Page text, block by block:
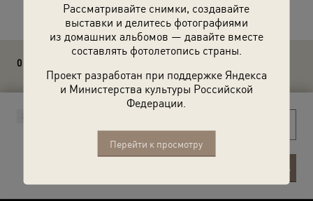
Рассматривайте снимки, создавайте
выставки и делитесь фотографиями
из домашних альбомов — давайте вместе
составлять фотолетопись страны.
Проект разработан при поддержке Яндекса
и Министерства культуры Российской
Федерации.
Перейти к просмотру
0 комментариев
Отправить